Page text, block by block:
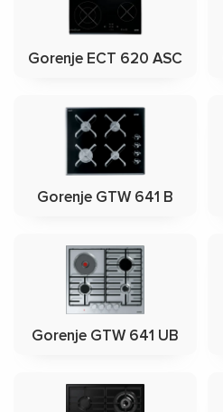
Gorenje ECT 620 ASC
Gorenje GTW 641 B
Gorenje GTW 641 UB